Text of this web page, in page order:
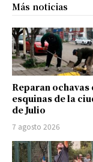
Más noticias
Reparan ochavas
esquinas de la
de Julio
7 agosto 2026